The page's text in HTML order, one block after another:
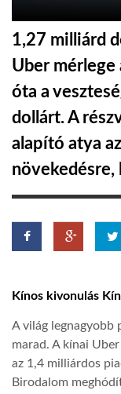
HÍR3D
GLOBOTV
AFRIKA TUDÁSTÁR
1,27 milliárd
Uber mérlege
óta a
dollárt. A
alapító atya
növekedésre,
Kínos kivonulás
A világ legnagyobb
marad. A kínai
az 1,4 milliárdos
Birodalom